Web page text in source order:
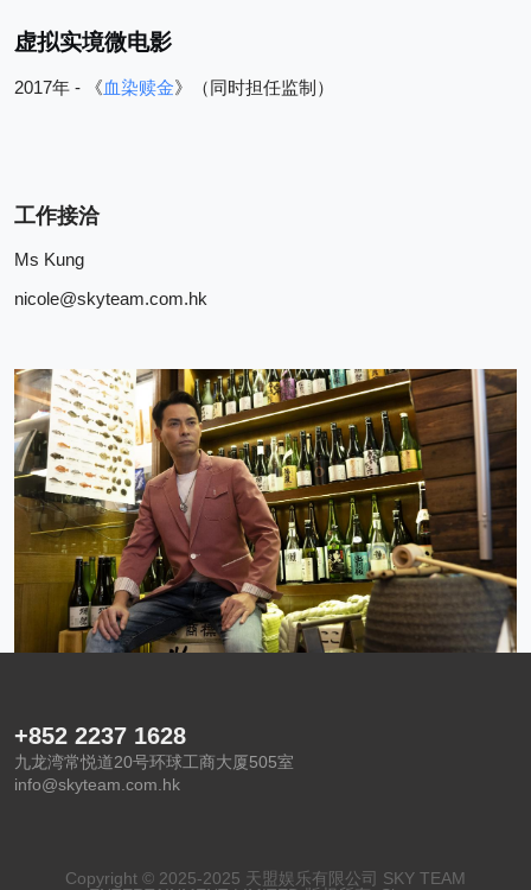
虚拟实境微电影
2017年 - 《血染赎金》（同时担任监制）
工作接洽
Ms Kung
nicole@skyteam.com.hk
+852 2237 1628
九龙湾常悦道20号环球工商大厦505室
info@skyteam.com.hk
Copyright © 2025-2025 天盟娱乐有限公司 SKY TEAM